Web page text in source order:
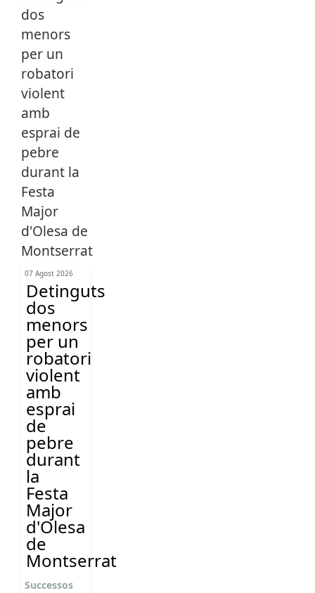
07 Agost 2026
Detinguts
dos
menors
per un
robatori
violent
amb
esprai
de
pebre
durant
la
Festa
Major
d'Olesa
de
Montserrat
Successos